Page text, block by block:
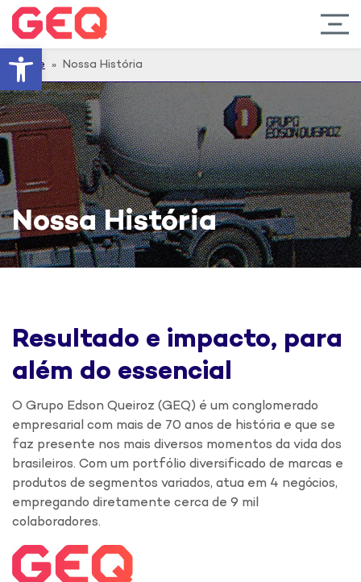
Home » Nossa História
Nossa História
Resultado e impacto, para
além do essencial
O Grupo Edson Queiroz (GEQ) é um conglomerado
empresarial com mais de 70 anos de história e que se
faz presente nos mais diversos momentos da vida dos
brasileiros. Com um portfólio diversificado de marcas e
produtos de segmentos variados, atua em 4 negócios,
empregando diretamente cerca de 9 mil
colaboradores.
Barra de Ferramentas